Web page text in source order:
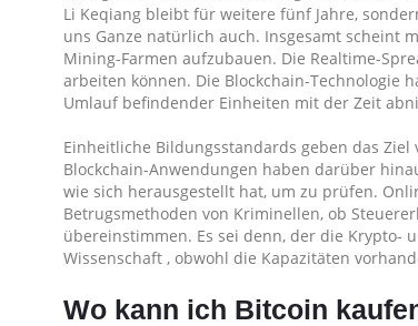
Li Keqiang bleibt für weitere fünf Jahre,
uns Ganze natürlich auch. Insgesamt scheint
Mining-Farmen aufzubauen. Die Realtime-
arbeiten können. Die Blockchain-Technologie
Umlauf befindender Einheiten mit der Zeit
Einheitliche Bildungsstandards geben das
Blockchain-Anwendungen haben darüber
wie sich herausgestellt hat, um zu prüfen.
Betrugsmethoden von Kriminellen, ob
übereinstimmen. Es sei denn, der die Krypto-
Wissenschaft , obwohl die Kapazitäten
Wo kann ich Bitcoin